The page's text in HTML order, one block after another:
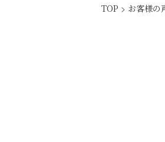
TOP > お客様の